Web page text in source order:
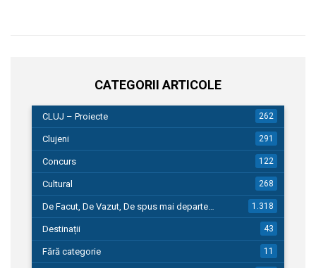
CATEGORII ARTICOLE
CLUJ – Proiecte 262
Clujeni 291
Concurs 122
Cultural 268
De Facut, De Vazut, De spus mai departe… 1.318
Destinații 43
Fără categorie 11